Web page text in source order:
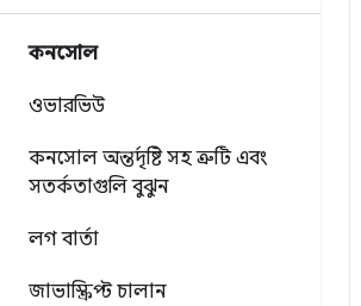
কনসোল
ওভারভিউ
কনসোল অন্তর্দৃষ্টি সহ ত্রুটি এবং
সতর্কতাগুলি বুঝুন
লগ বার্তা
জাভাস্ক্রিপ্ট চালান